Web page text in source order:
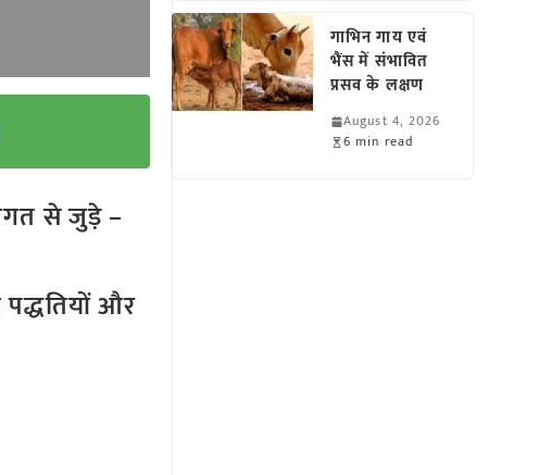
से जुड़े –
और
गाभिन गाय एवं
भैंस में संभावित
प्रसव के लक्षण
August 4, 2026
6 min read